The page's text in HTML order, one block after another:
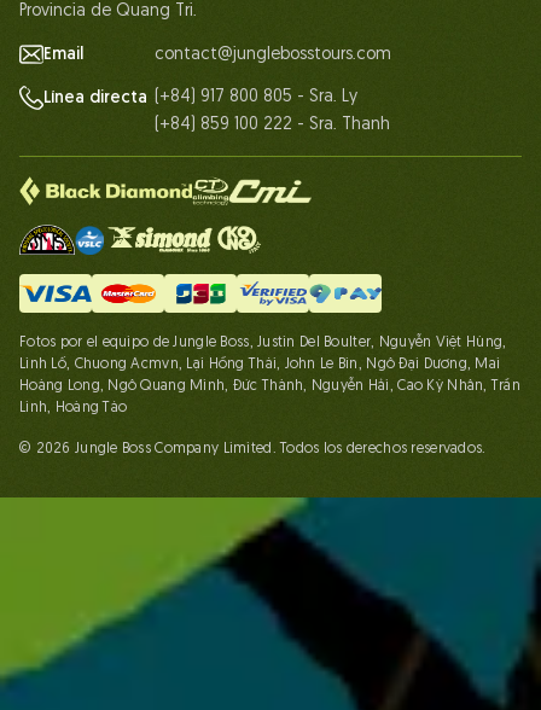
Provincia de Quang Tri.
Email contact@junglebosstours.com
Línea directa (+84) 917 800 805 - Sra. Ly
(+84) 859 100 222 - Sra. Thanh
Fotos por el equipo de Jungle Boss, Justin Del Boulter, Nguyễn Việt Hùng,
Linh Lố, Chuong Acmvn, Lại Hồng Thái, John Le Bin, Ngô Đại Dương, Mai
Hoàng Long, Ngô Quang Minh, Đức Thành, Nguyễn Hải, Cao Kỳ Nhân, Trần
Linh, Hoàng Táo
© 2026 Jungle Boss Company Limited. Todos los derechos reservados.